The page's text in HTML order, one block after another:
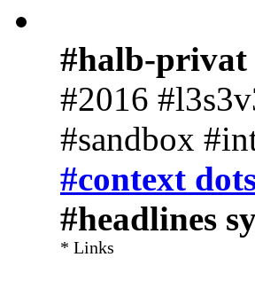
#halb-privat
#2016
#sandbox
#context
#headlines
* Links